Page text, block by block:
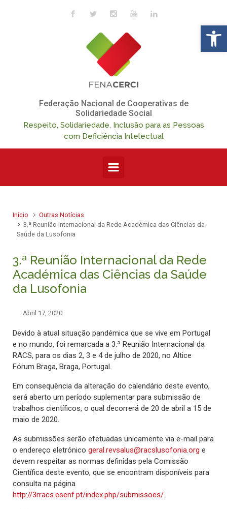
Skip to main content
Federação Nacional de Cooperativas de
Solidariedade Social
Respeito, Solidariedade, Inclusão para as Pessoas
com Deficiência Intelectual
Início
Outras Notícias
3.ª Reunião Internacional da Rede Académica das Ciências da
Saúde da Lusofonia
3.ª Reunião Internacional da Rede
Académica das Ciências da Saúde
da Lusofonia
Abril 17, 2020
Devido à atual situação pandémica que se vive em Portugal
e no mundo, foi remarcada a 3.ª Reunião Internacional da
RACS, para os dias 2, 3 e 4 de julho de 2020, no Altice
Fórum Braga, Braga, Portugal.
Em consequência da alteração do calendário deste evento,
será aberto um período suplementar para submissão de
trabalhos científicos, o qual decorrerá de 20 de abril a 15 de
maio de 2020.
As submissões serão efetuadas unicamente via e-mail para
o endereço eletrónico geral.revsalus@racslusofonia.org e
devem respeitar as normas definidas pela Comissão
Científica deste evento, que se encontram disponíveis para
consulta na página
http://3rracs.esenf.pt/index.php/submissoes/.